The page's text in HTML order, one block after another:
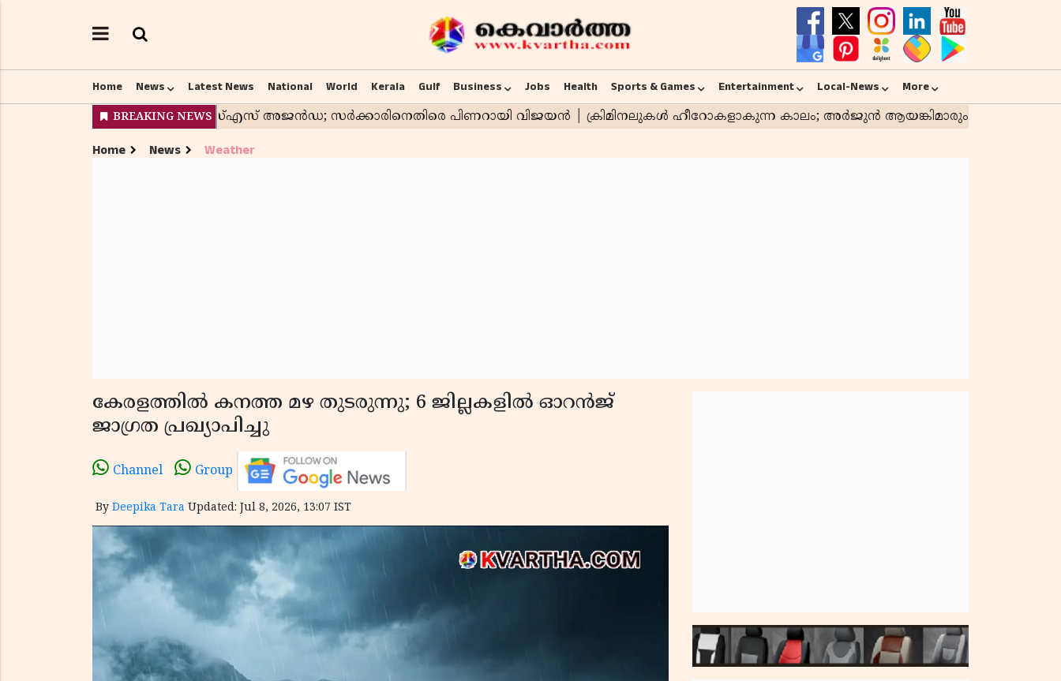
Home News Latest News National World Kerala Gulf Business Jobs Health Sports & Games Entertainment Local-News More
Home News Weather
കേരളത്തിൽ കനത്ത മഴ തുടരുന്നു; 6 ജില്ലകളിൽ ഓറൻജ്
ജാഗ്രത പ്രഖ്യാപിച്ചു
Channel Group
By Deepika Tara Updated: Jul 8, 2026, 13:07 IST